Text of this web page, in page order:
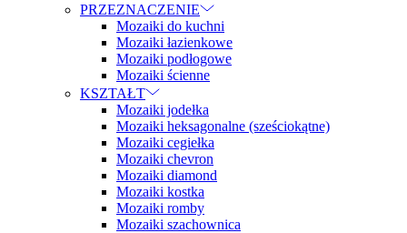
PRZEZNACZENIE
Mozaiki do kuchni
Mozaiki łazienkowe
Mozaiki podłogowe
Mozaiki ścienne
KSZTAŁT
Mozaiki jodełka
Mozaiki heksagonalne (sześciokątne)
Mozaiki cegiełka
Mozaiki chevron
Mozaiki diamond
Mozaiki kostka
Mozaiki romby
Mozaiki szachownica